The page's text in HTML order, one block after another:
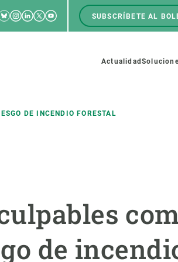
Instagram
Linkedin
TwitterYoutube
Menú
top
SUBSCRÍBETE AL
Menú
Actualidad
DE INCENDIO FORESTAL
de
gestión
Estrategia de Recursos
Pide tu MSCA-PF